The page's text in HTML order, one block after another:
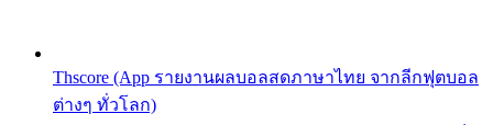
Thscore (App รายงานผลบอลสดภาษาไทย จากลีกฟุตบอล
ต่างๆ ทั่วโลก)